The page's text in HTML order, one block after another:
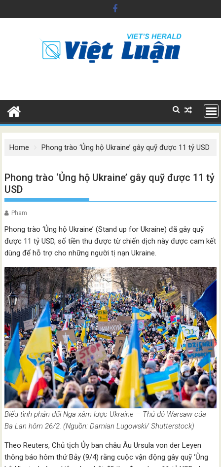
to
Home Phong trào ‘Ủng hộ Ukraine’ gây quỹ được 11 tỷ USD
Phong trào ‘Ủng hộ Ukraine’ gây quỹ được 11 tỷ
USD
Pham
Phong trào ‘Ủng hộ Ukraine’ (Stand up for Ukraine) đã gây quỹ
được 11 tỷ USD, số tiền thu được từ chiến dịch này được cam kết
dùng để hỗ trợ cho những người tị nạn Ukraine.
Biểu tình phản đối Nga xâm lược Ukraine – Thủ đô Warsaw của
Ba Lan hôm 26/2. (Nguồn: Damian Lugowski/ Shutterstock)
Theo Reuters, Chủ tịch Ủy ban châu Âu Ursula von der Leyen
thông báo hôm thứ Bảy (9/4) rằng cuộc vận động gây quỹ ‘Ủng